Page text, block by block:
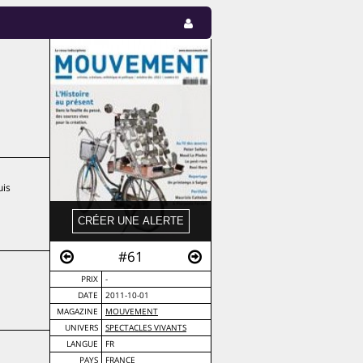
#61
PRIX
-
DATE
2011-10-01
MAGAZINE
MOUVEMENT
UNIVERS
SPECTACLES VIVANTS
LANGUE
FR
PAYS
FRANCE